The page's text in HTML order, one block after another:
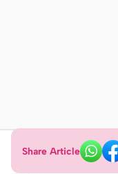
Share Article